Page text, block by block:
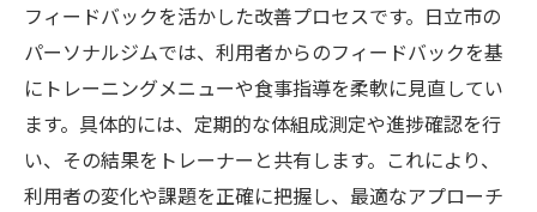
フィードバックを活かした改善プロセスです。日立市の
パーソナルジムでは、利用者からのフィードバックを基
にトレーニングメニューや食事指導を柔軟に見直してい
ます。具体的には、定期的な体組成測定や進捗確認を行
い、その結果をトレーナーと共有します。これにより、
利用者の変化や課題を正確に把握し、最適なアプローチ